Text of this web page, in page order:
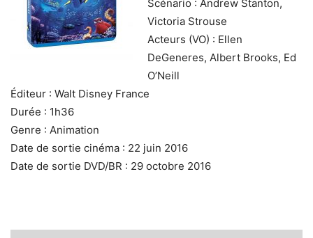
Scénario : Andrew Stanton,
Victoria Strouse
Acteurs (VO) : Ellen
DeGeneres, Albert Brooks, Ed
O’Neill
Éditeur : Walt Disney France
Durée : 1h36
Genre : Animation
Date de sortie cinéma : 22 juin 2016
Date de sortie DVD/BR : 29 octobre 2016